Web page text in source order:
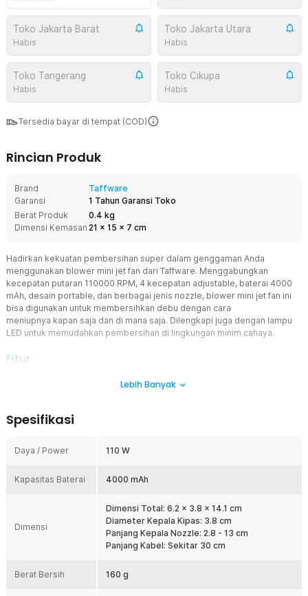
Toko Jakarta Barat
Habis
Toko Jakarta Utara
Habis
Toko Tangerang
Habis
Toko Cikupa
Habis
Tersedia bayar di tempat (COD)
Rincian Produk
Brand
Taffware
Garansi
1 Tahun Garansi Toko
Berat Produk
0.4 kg
Dimensi Kemasan 21 x 15 x 7 cm
Hadirkan kekuatan pembersihan super dalam genggaman Anda
menggunakan blower mini jet fan dari Taffware. Menggabungkan
kecepatan putaran 110000 RPM, 4 kecepatan adjustable, baterai 4000
mAh, desain portable, dan berbagai jenis nozzle, blower mini jet fan ini
bisa digunakan untuk membersihkan debu dengan cara
meniupnya kapan saja dan di mana saja. Dilengkapi juga dengan lampu
LED untuk memudahkan pembersihan di lingkungan minim cahaya.
Fitur
Bersihkan Debu dengan Kekuatan Turbo
bulu hewan, dan partikel kecil lainnya dengan mudah. Kekuatan ini
secara lebih menyeluruh dan efisien.
Dilengkapi 4 speed control, Anda dapat mengatur kekuatan udara
dibersihkan. Mode rendah cocok untuk peralatan sensitif,
sedangkan mode turbo siap menangani kotoran tebal dan sulit
dijangkau.
hingga 1 jam dengan mode rendah. Kapasitas baterainya bisa Anda
Lebih Banyak
Spesifikasi
Daya / Power 110 W
Kapasitas Baterai 4000 mAh
Dimensi
Dimensi Total: 6.2 x 3.8 x 14.1 cm
Diameter Kepala Kipas: 3.8 cm
Panjang Kepala Nozzle: 2.8 - 13 cm
Panjang Kabel: Sekitar 30 cm
Berat Bersih 160 g